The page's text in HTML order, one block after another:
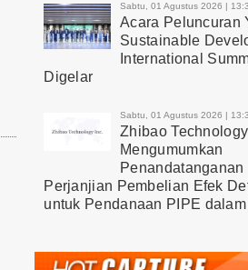
Sabtu, 01 Agustus 2026 |
Acara Peluncuran
Sustainable
International
Digelar
Sabtu, 01 Agustus 2026 |
Zhibao
Mengumumkan
Penandatanganan
Perjanjian Pembelian Efek
untuk Pendanaan PIPE